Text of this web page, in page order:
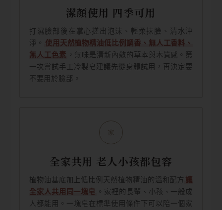
潔顏使用 四季可用
打濕臉部後在掌心搓出泡沫、輕柔抹臉、清水沖
淨。
使用天然植物精油低比例調香、無人工香料、
無人工色素 ，氣味是清新內斂的草本與木質感。第
一次嘗試手工冷製皂建議先從身體試用，再決定要
不要用於臉部。
家
全家共用 老人小孩都包容
植物油基底加上低比例天然植物精油的溫和配方 讓
全家人共用同一塊皂 。家裡的長輩、小孩、一般成
人都能用。一塊皂在標準使用條件下可以陪一個家